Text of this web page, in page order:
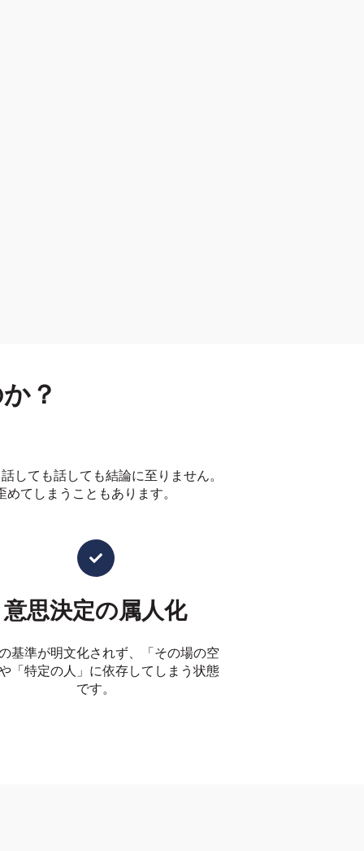
？
しても話しても結論に至りません。
てしまうこともあります。
意思決定の属人化
基準が明文化されず、「その場の空
「特定の人」に依存してしまう状態
です。